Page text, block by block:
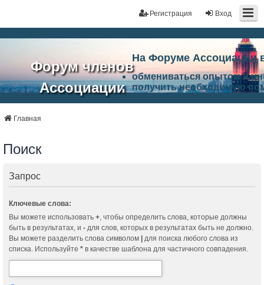
Вход
Регистрация
Форум членов
Ассоциации
На Форуме Ассоциации
обмениваться опытом и
получить необходимую
Главная
Поиск
Запрос
Ключевые слова:
Вы можете использовать + , чтобы определить слова, которые должны
быть в результатах, и - для слов, которых в результатах быть не должно.
Вы можете разделить слова символом | для поиска любого слова из
списка. Используйте * в качестве шаблона для частичного совпадения.